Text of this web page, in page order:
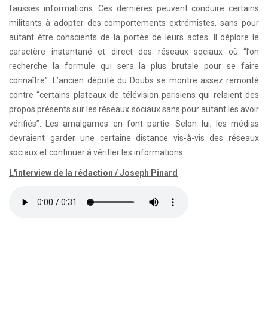
fausses informations. Ces dernières peuvent conduire certains
militants à adopter des comportements extrémistes, sans pour
autant être conscients de la portée de leurs actes. Il déplore le
caractère instantané et direct des réseaux sociaux où “l’on
recherche la formule qui sera la plus brutale pour se faire
connaître”. L’ancien député du Doubs se montre assez remonté
contre “certains plateaux de télévision parisiens qui relaient des
propos présents sur les réseaux sociaux sans pour autant les avoir
vérifiés”. Les amalgames en font partie. Selon lui, les médias
devraient garder une certaine distance vis-à-vis des réseaux
sociaux et continuer à vérifier les informations.
L'interview de la rédaction / Joseph Pinard